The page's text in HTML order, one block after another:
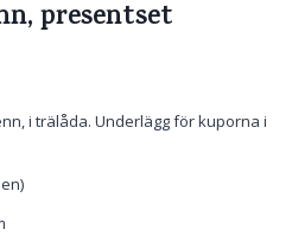
presentset
i trälåda. Underlägg för kuporna i